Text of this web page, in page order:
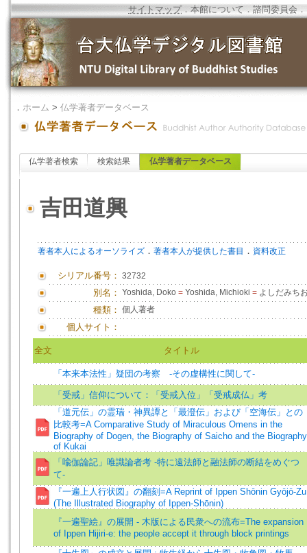
サイトマップ．本館について ．諮問委員会 ．
． ホーム > 仏学著者データベース
仏学著者検索 検索結果 仏学著者データベース
吉田道興
著者本人によるオーソライズ ． 著者本人が提供した書目 ． 資料改正
シリアル番号： 32732
別名： Yoshida, Doko = Yoshida, Michioki = よしだみち
種類： 個人著者
個人サイト：
全文 タイトル
「本来本法性」疑団の考察 ‐その虚構性に関して‐
「受戒」信仰について：「受戒入位」「受戒成仏」考
「道元伝」の霊瑞・神異譚と「最澄伝」および「空海伝」との
比較考=A Comparative Study of Miraculous Omens in the
Biography of Dogen, the Biography of Saicho and the Biography
of Kukai
「喩伽論記」唯識論者考 -特に遠法師と融法師の断結をめぐつ
て-
『一遍上人行状図』の翻刻=A Reprint of Ippen Shōnin Gyōjō-Zu
(The Illustrated Biography of Ippen-Shōnin)
『一遍聖絵』の展開 - 木版による民衆への流布=The expansion
of Ippen Hijiri-e: the people accept it through block printings